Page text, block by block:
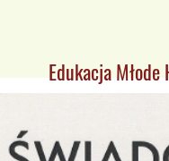
Edukacja